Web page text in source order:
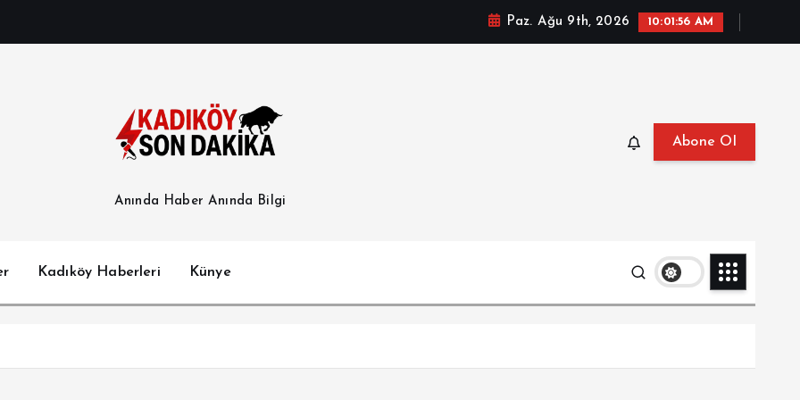
Paz. Ağu 9th, 2026 10:01:57 AM
Anında Haber Anında Bilgi
Abone Ol
Kadıköy Haberleri Künye